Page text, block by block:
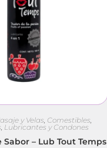
y Velas, Comestibles,
, Lubricantes y Condones
– Lub Tout Temps